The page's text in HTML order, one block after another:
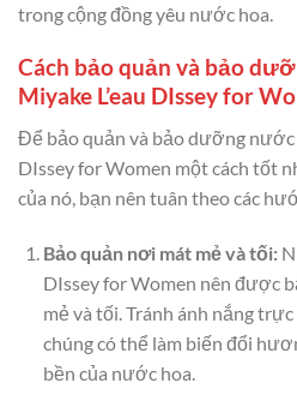
trong cộng đồng yêu nước hoa.
Cách bảo quản và bảo
Miyake L’eau DIssey for
Để bảo quản và bảo dưỡng nước
DIssey for Women một cách tốt
của nó, bạn nên tuân theo các
Bảo quản nơi mát mẻ và tối:
DIssey for Women nên được
mẻ và tối. Tránh ánh nắng
chúng có thể làm biến đổi
bền của nước hoa.